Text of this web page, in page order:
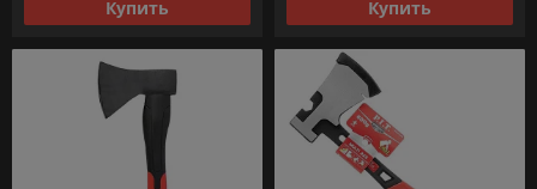
Купить Купить